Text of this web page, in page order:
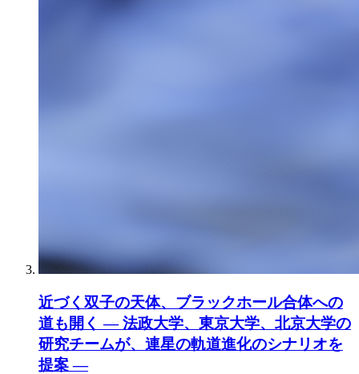
近づく双子の天体、ブラックホール合体への
道も開く ― 法政大学、東京大学、北京大学の
研究チームが、連星の軌道進化のシナリオを
提案 ―